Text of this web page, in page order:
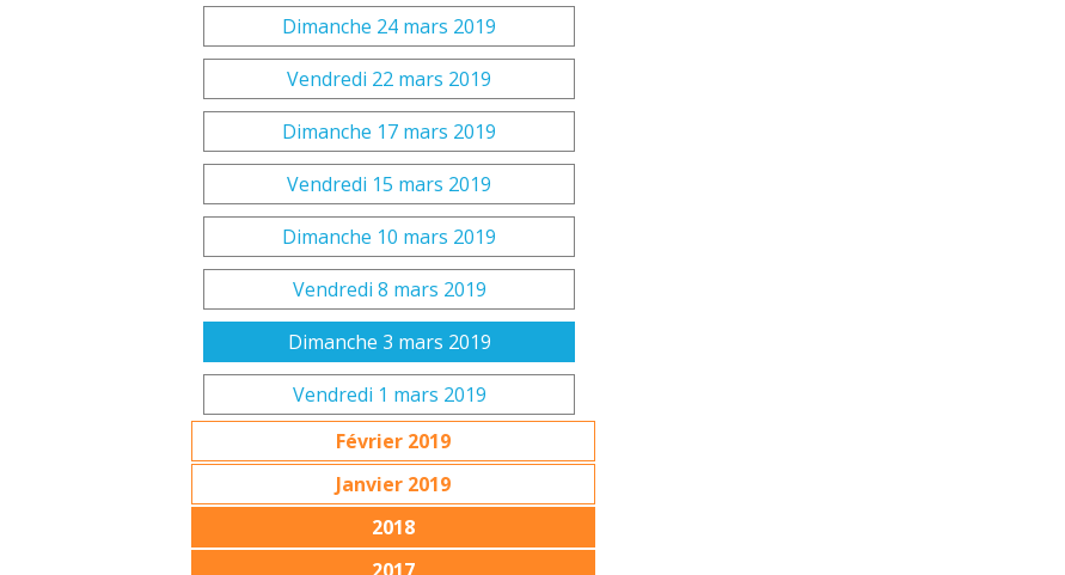
Dimanche 24 mars 2019
Vendredi 22 mars 2019
Dimanche 17 mars 2019
Vendredi 15 mars 2019
Dimanche 10 mars 2019
Vendredi 8 mars 2019
Dimanche 3 mars 2019
Vendredi 1 mars 2019
Février 2019
Janvier 2019
2018